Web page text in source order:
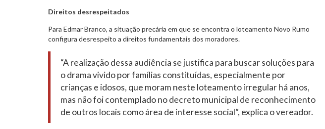
Direitos desrespeitados
Para Edmar Branco, a situação precária em que se encontra o loteamento Novo Rumo
configura desrespeito a direitos fundamentais dos moradores.
“A realização dessa audiência se justifica para buscar soluções para
o drama vivido por famílias constituídas, especialmente por
crianças e idosos, que moram neste loteamento irregular há anos,
mas não foi contemplado no decreto municipal de reconhecimento
de outros locais como área de interesse social”, explica o vereador.